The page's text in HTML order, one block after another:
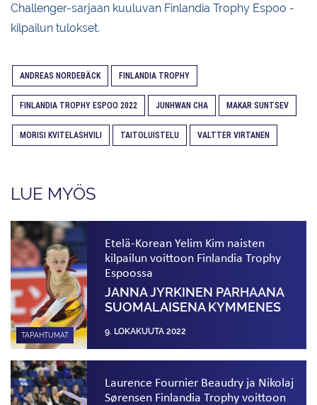
Challenger-sarjaan kuuluvan Finlandia Trophy Espoo -
kilpailun tulokset.
ANDREAS NORDEBÄCK FINLANDIA TROPHY
FINLANDIA TROPHY ESPOO 2022 JUNHWAN CHA MAKAR SUNTSEV
MORISI KVITELASHVILI TAITOLUISTELU VALTTER VIRTANEN
LUE MYÖS
TAPAHTUMAT
Etelä-Korean Yelim Kim naisten
kilpailun voittoon Finlandia Trophy
Espoossa
JANNA JYRKINEN PARHAANA
SUOMALAISENA KYMMENES
9. LOKAKUUTA 2022
Laurence Fournier Beaudry ja Nikolaj
Sørensen Finlandia Trophy voittoon